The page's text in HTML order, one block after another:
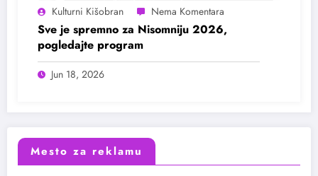
Kulturni Kišobran
Sve je spremno za Nisomniju 2026,
pogledajte program
Jun 18, 2026
Mesto za reklamu